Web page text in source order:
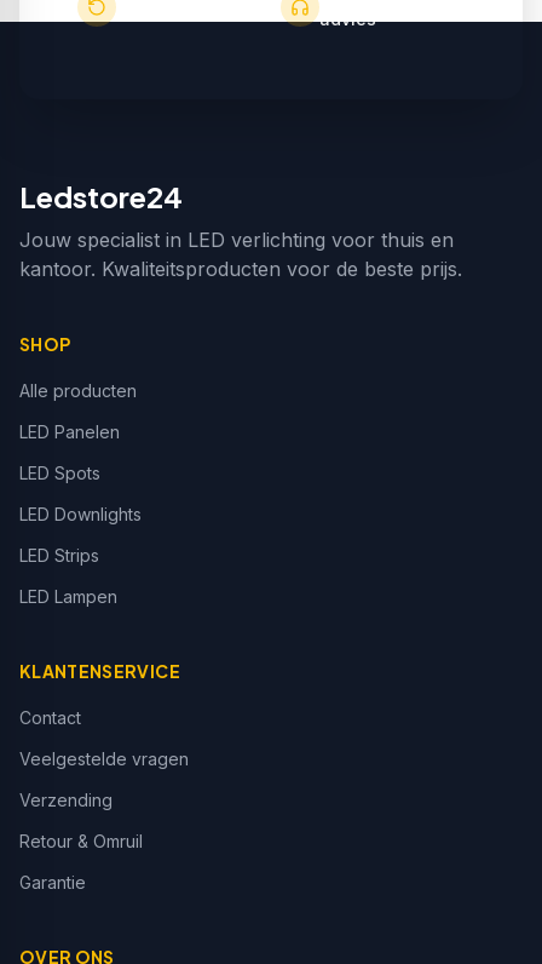
advies
Ledstore24
Jouw specialist in LED verlichting voor thuis en
kantoor. Kwaliteitsproducten voor de beste prijs.
SHOP
Alle producten
LED Panelen
LED Spots
LED Downlights
LED Strips
LED Lampen
KLANTENSERVICE
Contact
Veelgestelde vragen
Verzending
Retour & Omruil
Garantie
OVER ONS